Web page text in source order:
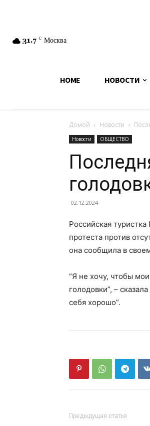
31.7 C Москва
HOME НОВОСТИ
Домой Новости
Новости ОБЩЕСТВО
02.12.2024
Российская
протеста против
она сообщила в
“Я не хочу, чтобы
голодовки”, –
себя хорошо”.
Предыдущая статья